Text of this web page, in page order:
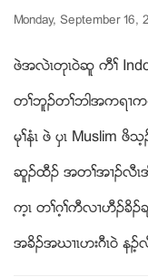
Monday, September 16,
ဖဲအလဲၚတုၚ၀ဲဆူ ကီႈ
တႈဘူဥတႈဘါအကရ႕က
မုႈနံၚ ဖဲ ပွၚ Muslim
ဆူဥထီဥ အတႈအ႕ဥလီၚ
က့ၚ တႈဂ့ႈကီလ႕ဟီဥခိဥ
အခိဥအဃ႕ၚဟးဂီၚ၀ဲ နဥ့